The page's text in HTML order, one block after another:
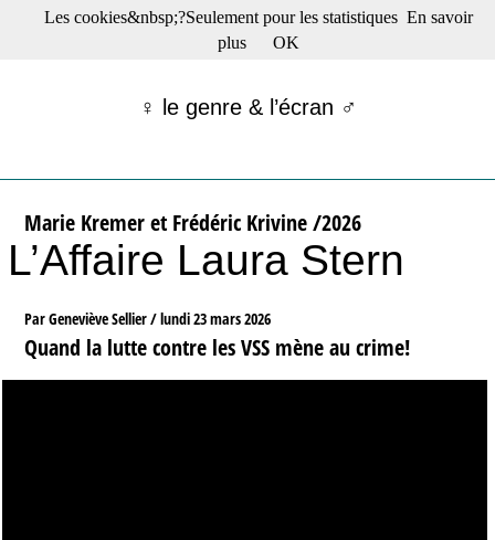
☰ Menu
Films récents
Tribunes
Bloc-notes
Archives
S’abonner à la Lettre !
♀ le genre & l’écran ♂
Marie Kremer et Frédéric Krivine /2026
L’Affaire Laura Stern
Par Geneviève Sellier /lundi 23 mars 2026
Quand la lutte contre les VSS mène au crime!
Les cookies&nbsp;?Seulement pour les statistiques En savoir
plus
OK